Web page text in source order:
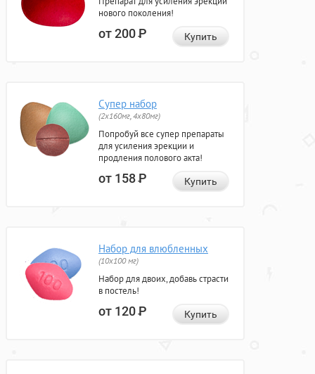
нового поколения!
от 200Р Купить
Супер набор
(2х160мг, 4х80мг)
Попробуй все супер препараты
для усиления эрекции и
продления полового акта!
от 158Р Купить
Набор для влюбленных
(10х100 мг)
Набор для двоих, добавь страсти
в постель!
от 120Р Купить